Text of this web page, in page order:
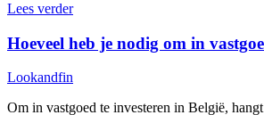
Lees verder
Hoeveel heb je nodig om in
Lookandfin
Om in vastgoed te investeren in België,